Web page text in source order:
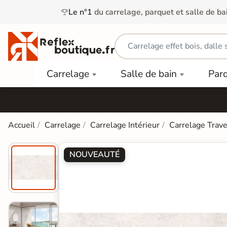
Le n°1 du carrelage, parquet et salle de
Carrelage
Carrelage
Extérieur
Dalle
Terrasse
Sur Plot
Salle de
Bain
Colle &
Finition
Salle de bain
Douche
Baignoires
et Balnéos
Carrelage
Salle de
Bain
Contrecollé
PAR
Stratifié
Bois
clair
TYPE
PVC
PVC
Lames
Accueil Carrelage Carrelage Intérieur Carrelage
NOUVEAUTÉ